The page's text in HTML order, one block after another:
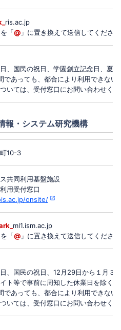
ris.ac.jp
を「@ 」に置き換えて送信してくださ
日、国民の祝日、学園創立記念日、
であっても、都合により利用できない
いては、受付窓口にお問い合わせく
・システム研究機構
10-3
共同利用基盤施設
用受付窓口
onsite/
ml1.ism.ac.jp
を「@ 」に置き換えて送信してくださ
日、国民の祝日、12月29日から１月３
ト等で事前に周知した休業日を除く）
であっても、都合により利用できない
いては、受付窓口にお問い合わせく